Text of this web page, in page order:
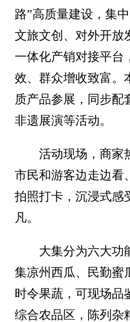
路”高质量建设，集
文旅文创、对外开放
一体化产销对接平台
效、群众增收致富。
质产品参展，同步配
非遗展演等活动。
活动现场，商家
市民和游客边走边看
拍照打卡，沉浸式感
凡。
大集分为六大功
集凉州西瓜、民勤蜜
时令果蔬，可现场品
综合农品区，陈列杂